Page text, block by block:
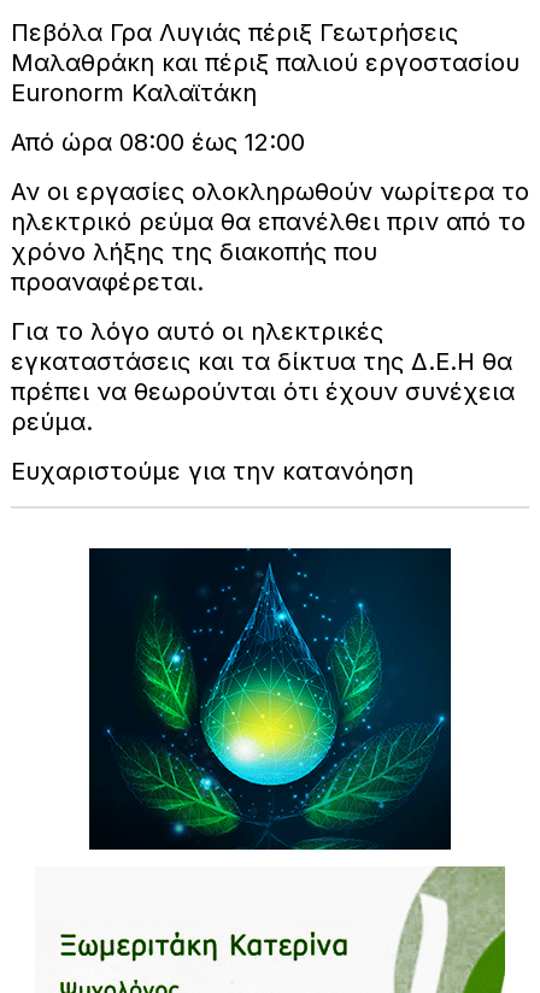
Πεβόλα Γρα Λυγιάς πέριξ Γεωτρήσεις
Μαλαθράκη και πέριξ παλιού εργοστασίου
Euronorm Καλαϊτάκη
Από ώρα 08:00 έως 12:00
Αν οι εργασίες ολοκληρωθούν νωρίτερα το
ηλεκτρικό ρεύμα θα επανέλθει πριν από το
χρόνο λήξης της διακοπής που
προαναφέρεται.
Για το λόγο αυτό οι ηλεκτρικές
εγκαταστάσεις και τα δίκτυα της Δ.Ε.Η θα
πρέπει να θεωρούνται ότι έχουν συνέχεια
ρεύμα.
Ευχαριστούμε για την κατανόηση